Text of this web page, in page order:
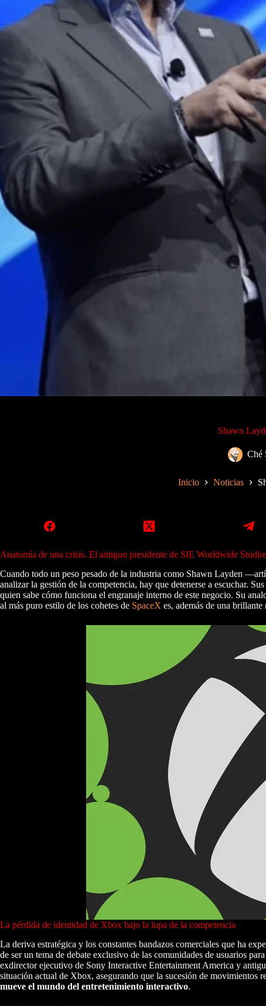
Shawn
Ché
Inicio Noticias
Anatomía de una crisis. El antiguo presidente de SIE Worldwide
Cuando todo un peso pesado de la industria como Shawn Layden
analizar la gestión de la competencia, hay que detenerse a escuchar.
quien sabe cómo funciona el engranaje interno de este negocio. Su
al más puro estilo de los cohetes de SpaceX es, además de una
La pérdida de identidad de Xbox bajo la lupa de la competencia
La deriva estratégica y los constantes bandazos comerciales que ha
de ser un tema de debate exclusivo de las comunidades de usuarios
exdirector ejecutivo de Sony Interactive Entertainment America y
situación actual de Xbox, asegurando que la sucesión de movimientos
mueve el mundo del entretenimiento interactivo.